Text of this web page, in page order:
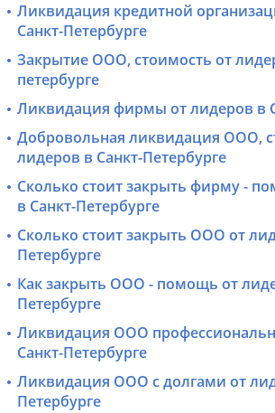
Ликвидация кредитной
Санкт-Петербурге
Закрытие ООО, стоимость от
петербурге
Ликвидация фирмы от лидеров в
Добровольная ликвидация ООО,
лидеров в Санкт-Петербурге
Сколько стоит закрыть фирму -
в Санкт-Петербурге
Сколько стоит закрыть ООО от
Петербурге
Как закрыть ООО - помощь от
Петербурге
Ликвидация ООО
Санкт-Петербурге
Ликвидация ООО с долгами от
Петербурге